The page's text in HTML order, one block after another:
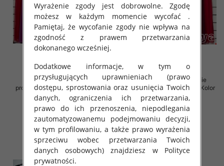
Sukienki damskie (Włoskie
produkt) Roz Standard, Mix Kolor
Paczka 5 szt
76.00 zł
szczegóły
Sukienki damskie (Włoskie
produkt) Roz Standard, Mix Kolor
Paczka 5 szt
76.00 zł
szczegóły
Wyrażenie zgody jest dobrowolne. Zgodę
możesz w każdym momencie wycofać .
Pamiętaj, że wycofanie zgody nie wpływa na
zgodność z prawem przetwarzania
dokonanego wcześniej.
Dodatkowe informacje, w tym o
przysługujących uprawnieniach (prawo
dostępu, sprostowania oraz usunięcia Twoich
danych, ograniczenia ich przetwarzania,
prawo do ich przenoszenia, niepodlegania
zautomatyzowanemu podejmowaniu decyzji,
w tym profilowaniu, a także prawo wyrażenia
sprzeciwu wobec przetwarzania Twoich
danych osobowych) znajdziesz w Polityce
prywatności.